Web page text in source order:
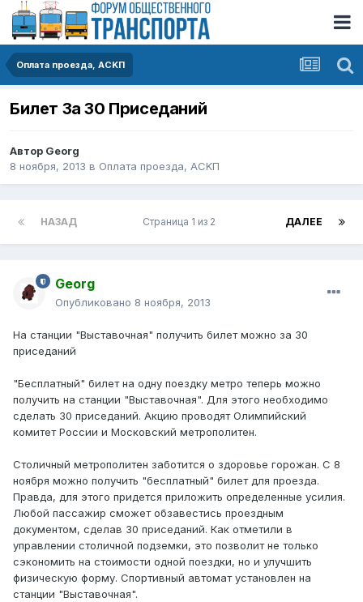
Оплата проезда, АСKП
Билет За 30 Приседаний
Автор Georg
8 ноября, 2013 в Оплата проезда, АСKП
НАЗАД ДАЛЕЕ
Страница 1 из 2
Georg
Опубликовано 8 ноября, 2013
На станции "Выставочная" получить билет можно за 30
приседаний
"Бесплатный" билет на одну поездку метро теперь можно
получить на станции "Выставочная". Для этого необходимо
сделать 30 приседаний. Акцию проводят Олимпийский
комитет России и Московский метрополитен.
Столичный метрополитен заботится о здоровье горожан. С 8
ноября можно получить "бесплатный" билет для проезда.
Правда, для этого придется приложить определенные усилия.
Любой пассажир сможет обзавестись проездным
документом, сделав 30 приседаний. Как отметили в
управлении столичной подземки, это позволит не только
сэкономить на стоимости одной поездки, но и улучшить
физическую форму. Спортивный автомат установлен на
станции "Выставочная".